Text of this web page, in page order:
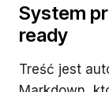
System
ready
Treść jest